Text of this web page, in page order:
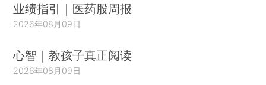
业绩指引｜医药股周报
2026年08月09日
心智｜教孩子真正阅读
2026年08月09日